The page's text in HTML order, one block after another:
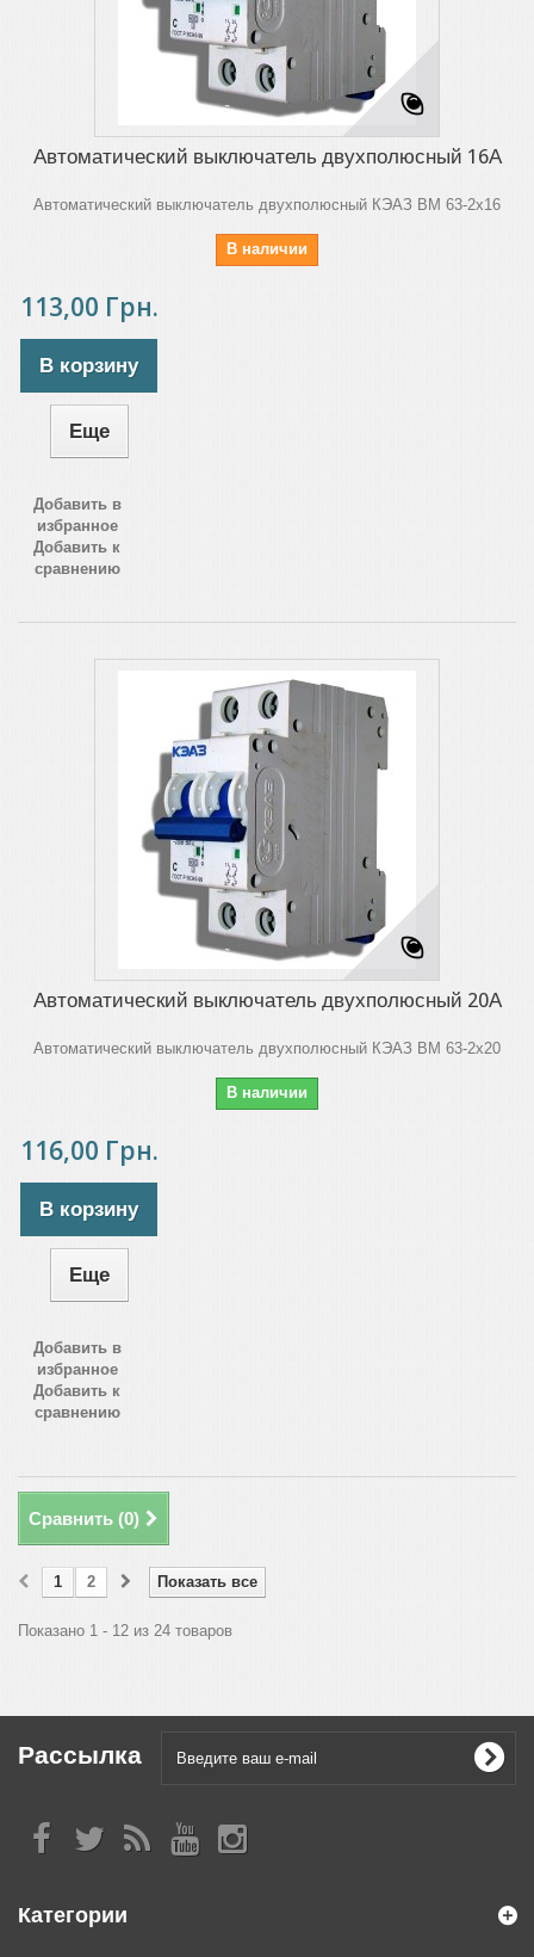
Автоматический выключатель двухполюсный 16А
Автоматический выключатель двухполюсный КЭАЗ ВМ 63-2х16
В наличии
113,00 Грн.
В корзину
Еще
Добавить в
избранное
Добавить к
сравнению
Автоматический выключатель двухполюсный 20А
Автоматический выключатель двухполюсный КЭАЗ ВМ 63-2х20
В наличии
116,00 Грн.
В корзину
Еще
Добавить в
избранное
Добавить к
сравнению
Сравнить (0)
Показать все
1 2
Показано 1 - 12 из 24 товаров
Рассылка
Категории